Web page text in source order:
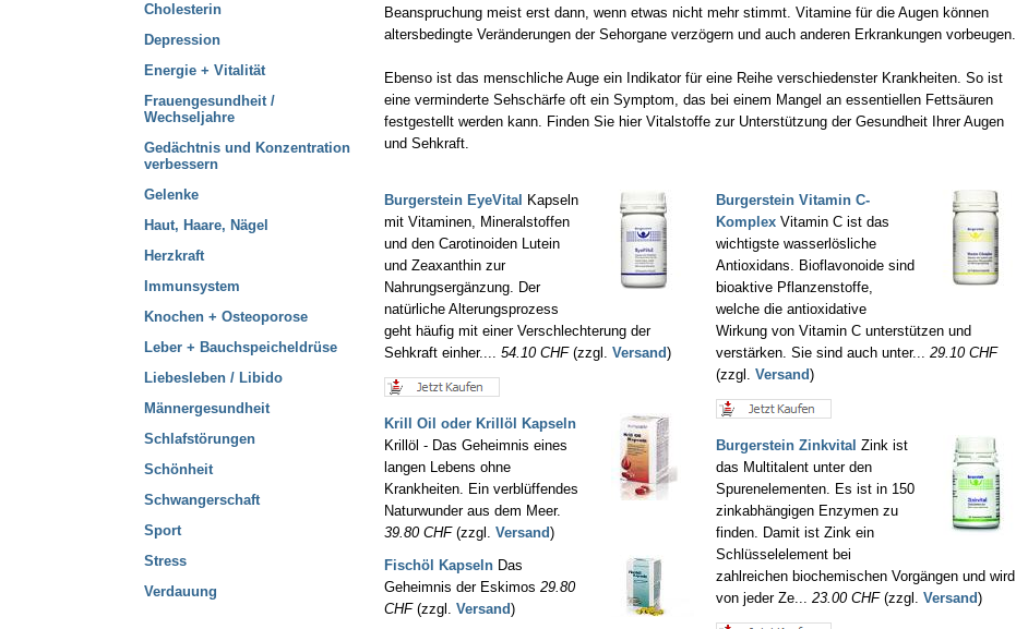
Cholesterin
Depression
Energie + Vitalität
Frauengesundheit /
Wechseljahre
Gedächtnis und Konzentration
verbessern
Gelenke
Haut, Haare, Nägel
Herzkraft
Immunsystem
Knochen + Osteoporose
Leber + Bauchspeicheldrüse
Liebesleben / Libido
Männergesundheit
Schlafstörungen
Schönheit
Schwangerschaft
Sport
Stress
Verdauung
Beanspruchung meist erst dann, wenn etwas nicht mehr stimmt. Vitamine für die Augen können
altersbedingte Veränderungen der Sehorgane verzögern und auch anderen Erkrankungen vorbeugen.
Ebenso ist das menschliche Auge ein Indikator für eine Reihe verschiedenster Krankheiten. So ist
eine verminderte Sehschärfe oft ein Symptom, das bei einem Mangel an essentiellen Fettsäuren
festgestellt werden kann. Finden Sie hier Vitalstoffe zur Unterstützung der Gesundheit Ihrer Augen
und Sehkraft.
Burgerstein EyeVital Kapseln
mit Vitaminen, Mineralstoffen
und den Carotinoiden Lutein
und Zeaxanthin zur
Nahrungsergänzung. Der
natürliche Alterungsprozess
geht häufig mit einer Verschlechterung der
Sehkraft einher.... 54.10 CHF(zzgl. Versand)
Krill Oil oder Krillöl Kapseln
Krillöl - Das Geheimnis eines
langen Lebens ohne
Krankheiten. Ein verblüffendes
Naturwunder aus dem Meer.
39.80 CHF(zzgl. Versand)
Fischöl Kapseln Das
Geheimnis der Eskimos 29.80
CHF(zzgl. Versand)
Burgerstein Vitamin C-
Komplex Vitamin C ist das
wichtigste wasserlösliche
Antioxidans. Bioflavonoide sind
bioaktive Pflanzenstoffe,
welche die antioxidative
Wirkung von Vitamin C unterstützen und
verstärken. Sie sind auch unter... 29.10 CHF
(zzgl. Versand)
Burgerstein Zinkvital Zink ist
das Multitalent unter den
Spurenelementen. Es ist in 150
zinkabhängigen Enzymen zu
finden. Damit ist Zink ein
Schlüsselelement bei
zahlreichen biochemischen Vorgängen und wird
von jeder Ze... 23.00 CHF(zzgl. Versand)